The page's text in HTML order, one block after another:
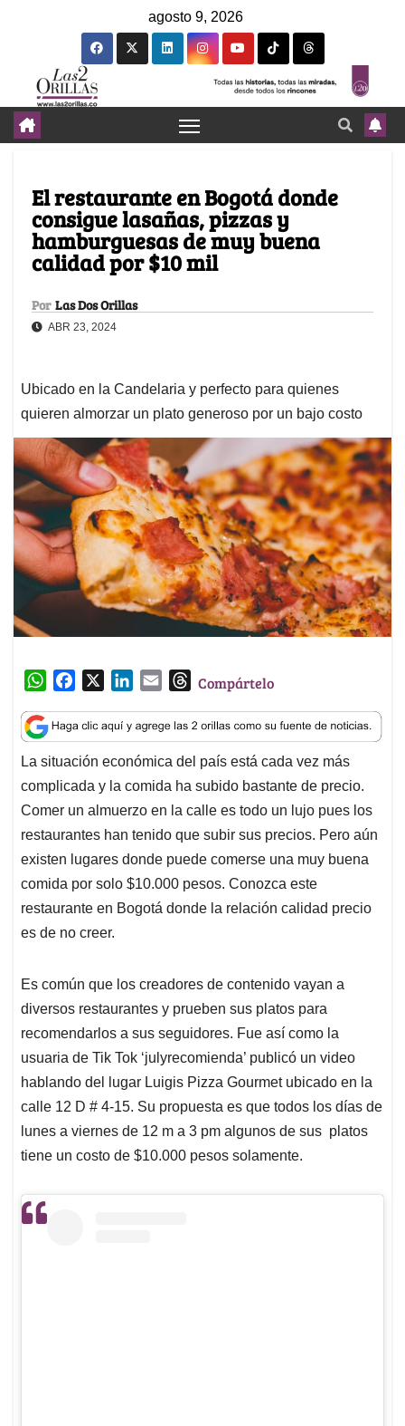
agosto 9, 2026
El restaurante en Bogotá donde
consigue lasañas, pizzas y
hamburguesas de muy buena
calidad por $10 mil
Por Las Dos Orillas
ABR 23, 2024
Ubicado en la Candelaria y perfecto para quienes
quieren almorzar un plato generoso por un bajo costo
W
a
t
s
A
p
p
c
e
b
o
o
k
n
k
e
d
I
n
a
i
l
T
r
e
a
d
s
Compártelo
La situación económica del país está cada vez más
complicada y la comida ha subido bastante de precio.
Comer un almuerzo en la calle es todo un lujo pues los
restaurantes han tenido que subir sus precios. Pero aún
existen lugares donde puede comerse una muy buena
comida por solo $10.000 pesos. Conozca este
restaurante en Bogotá donde la relación calidad precio
es de no creer.
Es común que los creadores de contenido vayan a
diversos restaurantes y prueben sus platos para
recomendarlos a sus seguidores. Fue así como la
usuaria de Tik Tok ‘julyrecomienda’ publicó un video
hablando del lugar Luigis Pizza Gourmet ubicado en la
calle 12 D # 4-15. Su propuesta es que todos los días de
lunes a viernes de 12 m a 3 pm algunos de sus platos
tiene un costo de $10.000 pesos solamente.